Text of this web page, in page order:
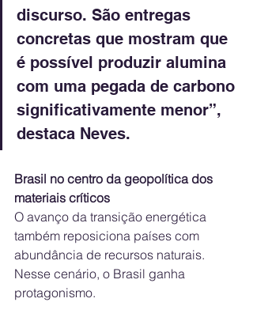
discurso. São entregas
concretas que mostram que
é possível produzir alumina
com uma pegada de carbono
significativamente menor”,
destaca Neves.
Brasil no centro da geopolítica dos
materiais críticos
O avanço da transição energética
também reposiciona países com
abundância de recursos naturais.
Nesse cenário, o Brasil ganha
protagonismo.